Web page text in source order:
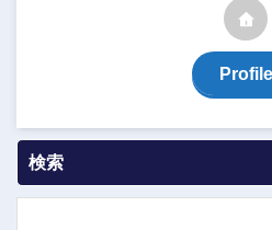
Profile
検索